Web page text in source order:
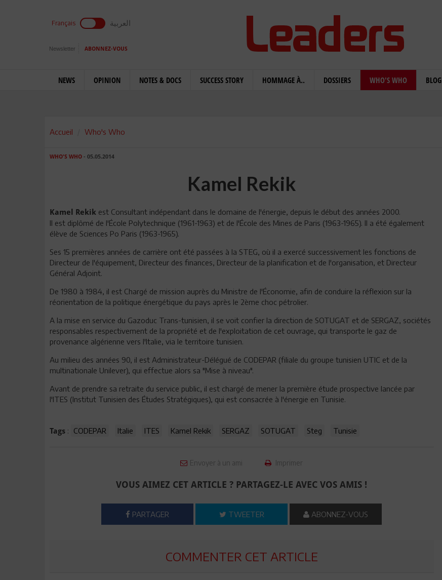
Français العربية
Newsletter ABONNEZ-VOUS
NEWS OPINION NOTES & DOCS SUCCESS STORY HOMMAGE À.. DOSSIERS WHO'S WHO BLOG
Accueil Who's Who
WHO'S WHO - 05.05.2014
Kamel Rekik
Kamel Rekik est Consultant indépendant dans le domaine de l'énergie, depuis le début des années 2000.
Il est diplômé de l'École Polytechnique (1961-1963) et de l'École des Mines de Paris (1963-1965). Il a été également
élève de Sciences Po Paris (1963-1965).
Ses 15 premières années de carrière ont été passées à la STEG, où il a exercé successivement les fonctions de
Directeur de l'équipement, Directeur des finances, Directeur de la planification et de l'organisation, et Directeur
Général Adjoint.
De 1980 à 1984, il est Chargé de mission auprès du Ministre de l'Économie, afin de conduire la réflexion sur la
réorientation de la politique énergétique du pays après le 2ème choc pétrolier.
A la mise en service du Gazoduc Trans-tunisien, il se voit confier la direction de SOTUGAT et de SERGAZ, sociétés
responsables respectivement de la propriété et de l'exploitation de cet ouvrage, qui transporte le gaz de
provenance algérienne vers l'Italie, via le territoire tunisien.
Au milieu des années 90, il est Administrateur-Délégué de CODEPAR (filiale du groupe tunisien UTIC et de la
multinationale Unilever), qui effectue alors sa "Mise à niveau".
Avant de prendre sa retraite du service public, il est chargé de mener la première étude prospective lancée par
l'ITES (Institut Tunisien des Études Stratégiques), qui est consacrée à l'énergie en Tunisie.
Tags : CODEPAR Italie ITES Kamel Rekik SERGAZ SOTUGAT Steg Tunisie
Envoyer à un ami Imprimer
VOUS AIMEZ CET ARTICLE ? PARTAGEZ-LE AVEC VOS AMIS !
PARTAGER TWEETER ABONNEZ-VOUS
COMMENTER CET ARTICLE